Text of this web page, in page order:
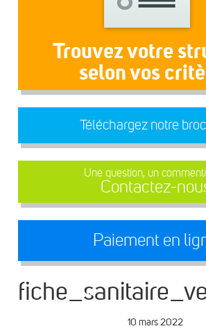
Trouvez votre
selon vos
Téléchargez notre
Une question, un
Contactez-
Paiement en
10 mars 2022